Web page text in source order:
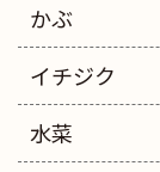
かぶ
イチジク
水菜